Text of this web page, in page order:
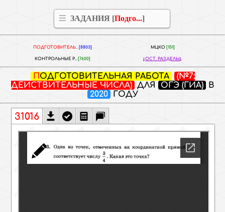
ЗАДАНИЯ [Подго...]
ПОДГОТОВИТЕЛЬ.. [8803] МЦКО [151]
КОНТРОЛЬНЫЕ Р.. [7600] ОСТ. РАЗДЕЛЫ
ПОДГОТОВИТЕЛЬНАЯ РАБОТА
(№7:
ДЕЙСТВИТЕЛЬНЫЕ ЧИСЛА) ДЛЯ ОГЭ (ГИА)
В
2020 ГОДУ
31016